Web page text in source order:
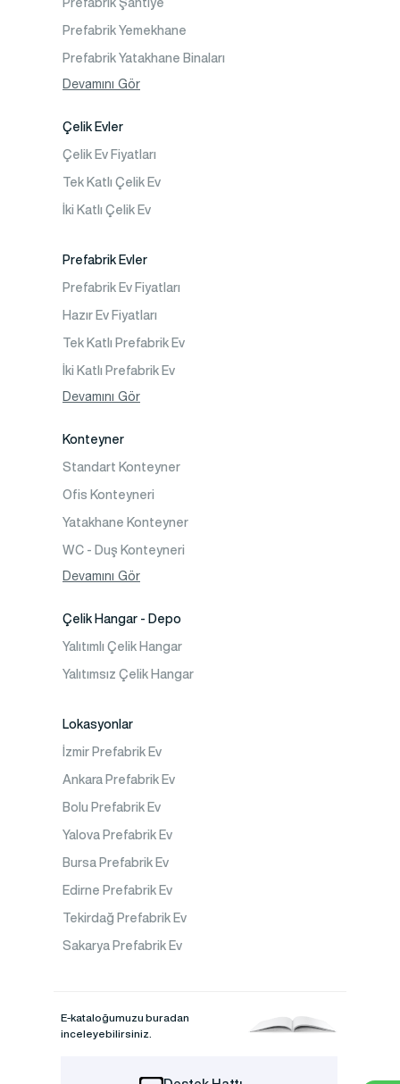
Prefabrik Yemekhane
Prefabrik Yatakhane Binaları
Prefabrik Dükkan
Devamını Gör
Çelik Evler
Çelik Ev Fiyatları
Tek Katlı Çelik Ev
İki Katlı Çelik Ev
Prefabrik Evler
Prefabrik Ev Fiyatları
Hazır Ev Fiyatları
Tek Katlı Prefabrik Ev
İki Katlı Prefabrik Ev
Tek Katlı Prefabrik Villa
Devamını Gör
Konteyner
Standart Konteyner
Ofis Konteyneri
Yatakhane Konteyner
WC - Duş Konteyneri
Konteyner Ev
Devamını Gör
Çelik Hangar - Depo
Yalıtımlı Çelik Hangar
Yalıtımsız Çelik Hangar
Lokasyonlar
İzmir Prefabrik Ev
Ankara Prefabrik Ev
Bolu Prefabrik Ev
Yalova Prefabrik Ev
Bursa Prefabrik Ev
Edirne Prefabrik Ev
Tekirdağ Prefabrik Ev
Sakarya Prefabrik Ev
E-kataloğumuzu buradan
inceleyebilirsiniz.